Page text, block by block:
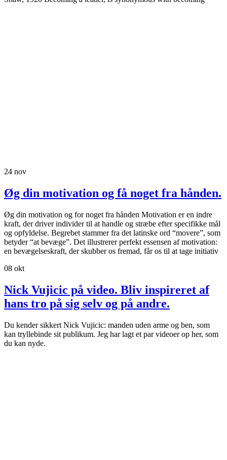
24 nov
Øg din motivation og få noget fra hånden.
Øg din motivation og for noget fra hånden Motivation er en indre
kraft, der driver individer til at handle og stræbe efter specifikke mål
og opfyldelse. Begrebet stammer fra det latinske ord “movere”, som
betyder “at bevæge”. Det illustrerer perfekt essensen af motivation:
en bevægelseskraft, der skubber os fremad, får os til at tage initiativ
08 okt
Nick Vujicic på video. Bliv inspireret af
hans tro på sig selv og på andre.
Du kender sikkert Nick Vujicic: manden uden arme og ben, som
kan tryllebinde sit publikum. Jeg har lagt et par videoer op her, som
du kan nyde.